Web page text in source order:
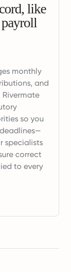
like
monthly
and
so you
specialists
correct
to every